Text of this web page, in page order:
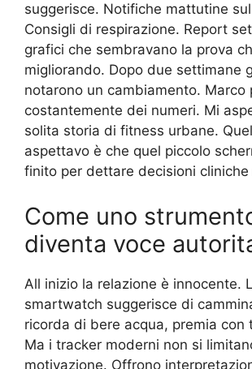
suggerisce. Notifiche mattutine
Consigli di respirazione. Report
grafici che sembravano la prova
migliorando. Dopo due settimane
notarono un cambiamento. Marco
costantemente dei numeri. Mi
solita storia di fitness urbane.
aspettavo è che quel piccolo
finito per dettare decisioni cliniche
Come uno
diventa voce
All inizio la relazione è innocente.
smartwatch suggerisce di
ricorda di bere acqua, premia con
Ma i tracker moderni non si
motivazione. Offrono